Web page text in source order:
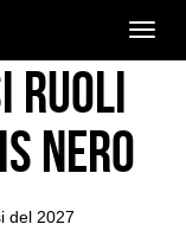
Toggle
ruoli
Nero
del 2027